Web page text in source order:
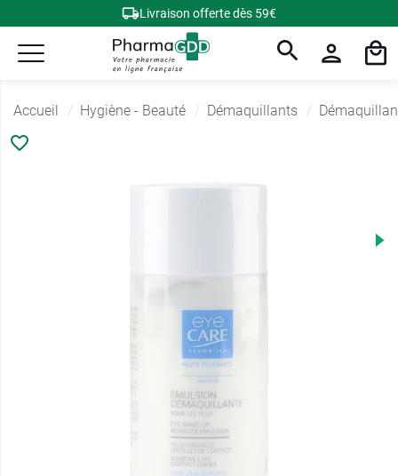
Livraison offerte dès 59€
Accueil Hygiène - Beauté Démaquillants